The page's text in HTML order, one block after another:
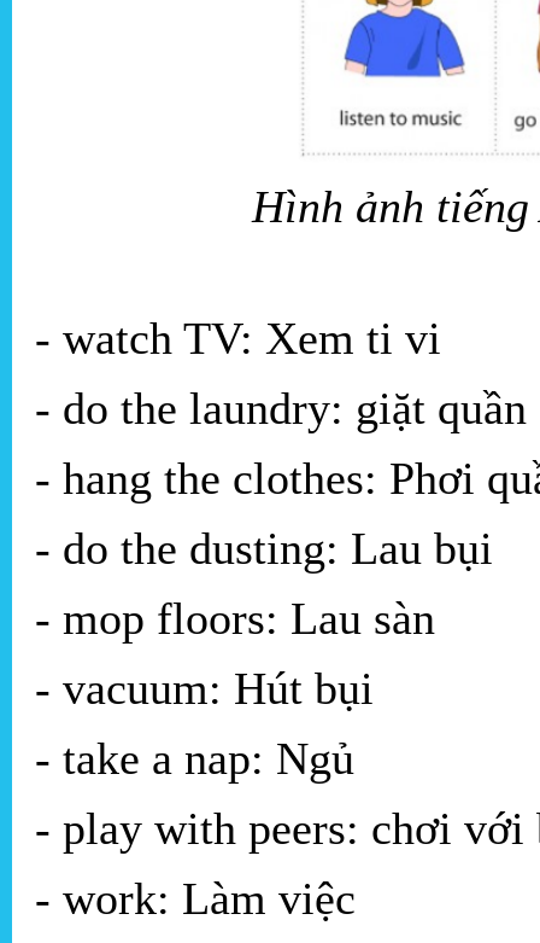
Hình ảnh
- watch TV: Xem ti vi
- do the laundry: giặt quần
- hang the clothes: Phơi
- do the dusting: Lau bụi
- mop floors: Lau sàn
- vacuum: Hút bụi
- take a nap: Ngủ
- play with peers: chơi với
- work: Làm việc